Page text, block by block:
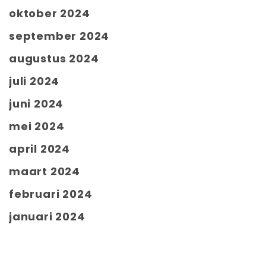
oktober 2024
september 2024
augustus 2024
juli 2024
juni 2024
mei 2024
april 2024
maart 2024
februari 2024
januari 2024